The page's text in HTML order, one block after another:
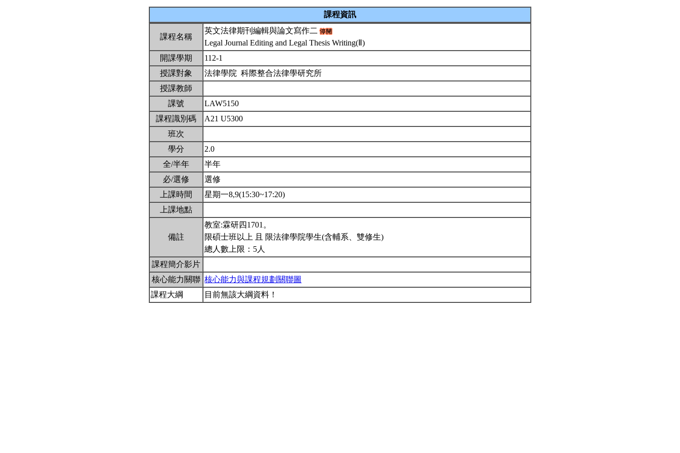
課程資訊
課程名稱
英文法律期刊編輯與論文寫作二
Legal Journal Editing and Legal Thesis Writing(Ⅱ)
開課學期
112-1
授課對象
法律學院 科際整合法律學研究所
授課教師
課號
LAW5150
課程識別碼
A21 U5300
班次
學分
2.0
全/半年
半年
必/選修
選修
上課時間
星期一8,9(15:30~17:20)
上課地點
備註
教室:霖研四1701。
限碩士班以上 且 限法律學院學生(含輔系、雙修生)
總人數上限：5人
課程簡介影片
核心能力關聯 核心能力與課程規劃關聯圖
課程大綱
目前無該大綱資料！